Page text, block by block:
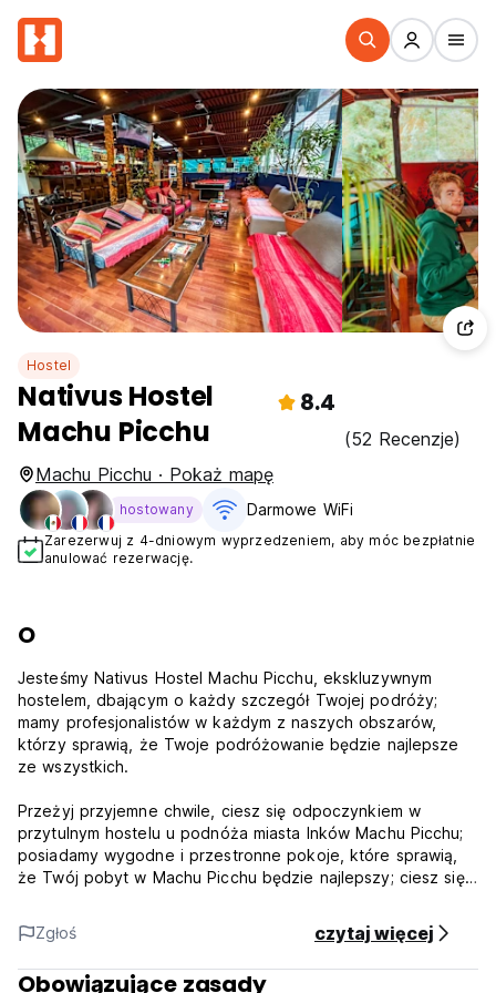
Hostel
Nativus Hostel
Machu Picchu
8.4
(52 Recenzje)
Machu Picchu · Pokaż mapę
hostowany Darmowe WiFi
Zarezerwuj z 4-dniowym wyprzedzeniem, aby móc bezpłatnie
anulować rezerwację.
O
Jesteśmy Nativus Hostel Machu Picchu, ekskluzywnym
hostelem, dbającym o każdy szczegół Twojej podróży;
mamy profesjonalistów w każdym z naszych obszarów,
którzy sprawią, że Twoje podróżowanie będzie najlepsze
ze wszystkich.
Przeżyj przyjemne chwile, ciesz się odpoczynkiem w
przytulnym hostelu u podnóża miasta Inków Machu Picchu;
posiadamy wygodne i przestronne pokoje, które sprawią,
że Twój pobyt w Machu Picchu będzie najlepszy; ciesz się
chwile z przyjaciółmi i rodziną, nasz hostel posiada strefy
rekreacyjne; młody hostel, który zapewni Ci to, co
najlepsze. Czekamy na Ciebie!
Zgłoś czytaj więcej
Obowiązujące zasady